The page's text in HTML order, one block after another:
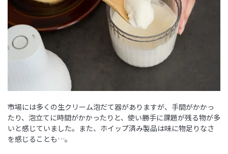
市場には多くの生クリーム泡だて器がありますが、手間がかかっ
たり、泡立てに時間がかかったりと、使い勝手に課題が残る物が多
いと感じていました。また、ホイップ済み製品は味に物足りなさ
を感じることも…。